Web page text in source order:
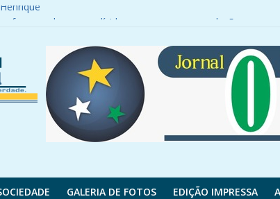
Sicredi para agenda de relacionament
com o Inter; entenda
100 km/h em parte do Paraná; veja onde e a previsão do
GALERIA DE FOTOS EDIÇÃO IMPRESSA